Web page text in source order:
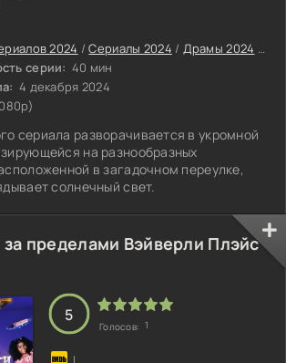
2024 /Сериалы 2024 / Драмы 2024
серии: 40 мин
4 декабря 2024
сериала разворачивается в укромной
на разнообразных
в загадочном переулке,
солнечный свет.
пределами Вэйверли Плэйс
5
Голосов: 1